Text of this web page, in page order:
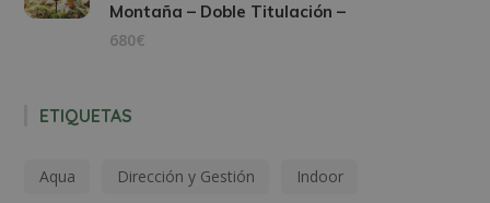
Montaña – Doble Titulación –
680€
ETIQUETAS
Aqua Dirección y Gestión Indoor